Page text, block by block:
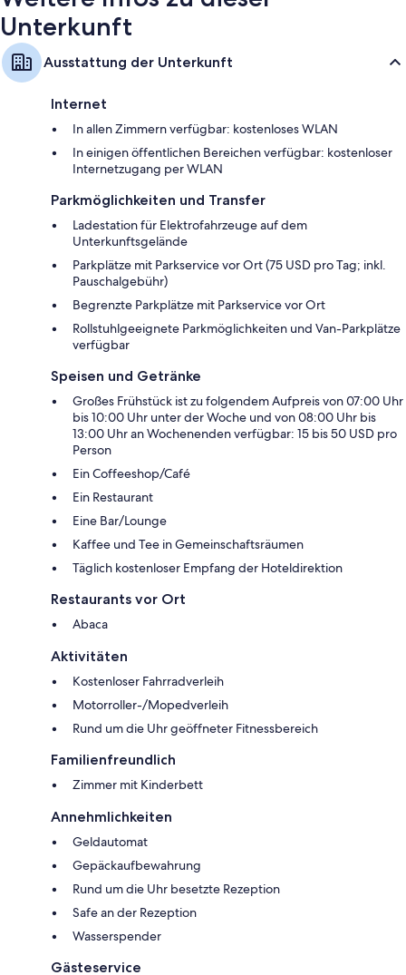
TV-Sendern
Kleiderschränke, Babybetten (kostenlos) und Heizung
Unterkunft
Ausstattung der Unterkunft
Internet
In allen Zimmern verfügbar: kostenloses WLAN
In einigen öffentlichen Bereichen verfügbar: kostenloser
Internetzugang per WLAN
Parkmöglichkeiten und Transfer
Ladestation für Elektrofahrzeuge auf dem
Unterkunftsgelände
Parkplätze mit Parkservice vor Ort (75 USD pro Tag; inkl.
Pauschalgebühr)
Begrenzte Parkplätze mit Parkservice vor Ort
Rollstuhlgeeignete Parkmöglichkeiten und Van-Parkplätze
verfügbar
Speisen und Getränke
Großes Frühstück ist zu folgendem Aufpreis von 07:00 Uhr
bis 10:00 Uhr unter der Woche und von 08:00 Uhr bis
13:00 Uhr an Wochenenden verfügbar: 15 bis 50 USD pro
Person
Ein Coffeeshop/Café
Ein Restaurant
Eine Bar/Lounge
Kaffee und Tee in Gemeinschaftsräumen
Täglich kostenloser Empfang der Hoteldirektion
Restaurants vor Ort
Abaca
Aktivitäten
Kostenloser Fahrradverleih
Motorroller-/Mopedverleih
Rund um die Uhr geöffneter Fitnessbereich
Familienfreundlich
Zimmer mit Kinderbett
Annehmlichkeiten
Geldautomat
Gepäckaufbewahrung
Rund um die Uhr besetzte Rezeption
Safe an der Rezeption
Wasserspender
Gästeservice